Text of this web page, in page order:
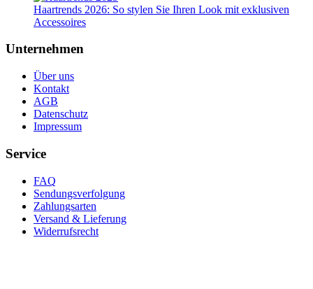
Haartrends 2026: So stylen Sie Ihren Look mit exklusiven
Accessoires
Unternehmen
Über uns
Kontakt
AGB
Datenschutz
Impressum
Service
FAQ
Sendungsverfolgung
Zahlungsarten
Versand & Lieferung
Widerrufsrecht